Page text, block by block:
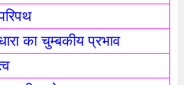
का चुम्बकीय प्रभाव